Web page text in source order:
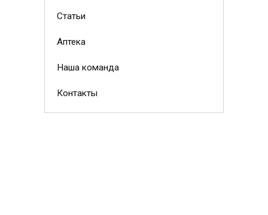
Статьи
Аптека
Наша команда
Контакты